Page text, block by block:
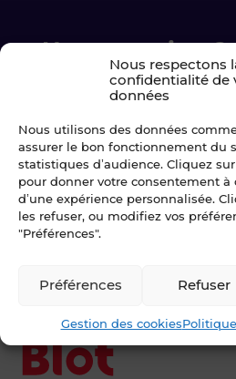
Nous respectons
confidentialité de
données
Nous utilisons des données
assurer le bon fonctionnement du
statistiques d’audience. Cliquez
pour donner votre consentement à
d’une expérience personnalisée.
les refuser, ou modifiez vos
"Préférences".
Refuser
Préférences
Gestion des cookies
Une question ?
nous
Chez Blot nous
accompagner à
Ecrivez-